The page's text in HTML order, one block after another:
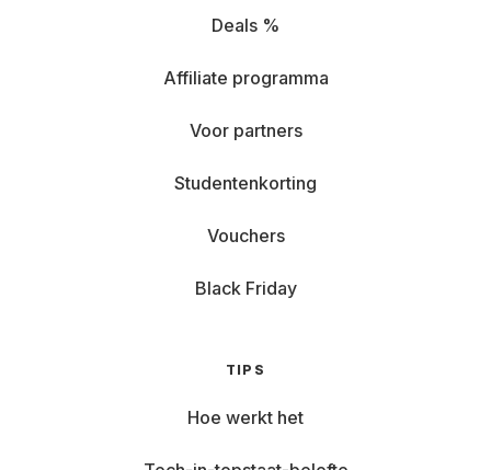
Deals %
Affiliate programma
Voor partners
Studentenkorting
Vouchers
Black Friday
TIPS
Hoe werkt het